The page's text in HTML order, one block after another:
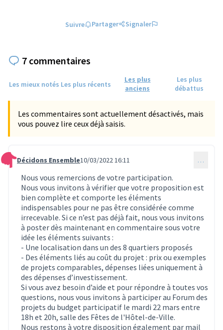
Suivre Partager Signaler
7 commentaires
Les mieux notés Les plus récents
Les plus
anciens
Les plus
débattus
Les commentaires sont actuellement désactivés, mais
vous pouvez lire ceux déjà saisis.
Commentaire 202
Décidons Ensemble10/03/2022 16:11 …
Nous vous remercions de votre participation.
Nous vous invitons à vérifier que votre proposition est
bien complète et comporte les éléments
indispensables pour ne pas être considérée comme
irrecevable. Si ce n’est pas déjà fait, nous vous invitons
à poster dès maintenant en commentaire sous votre
idée les éléments suivants :
- Une localisation dans un des 8 quartiers proposés
- Des éléments liés au coût du projet : prix ou exemples
de projets comparables, dépenses liées uniquement à
des dépenses d’investissement.
Si vous avez besoin d’aide et pour répondre à toutes vos
questions, nous vous invitons à participer au Forum des
projets du budget participatif le mardi 22 mars entre
18h et 20h, salle des Fêtes de l'Hôtel-de-Ville.
Nous restons à votre disposition également par mail